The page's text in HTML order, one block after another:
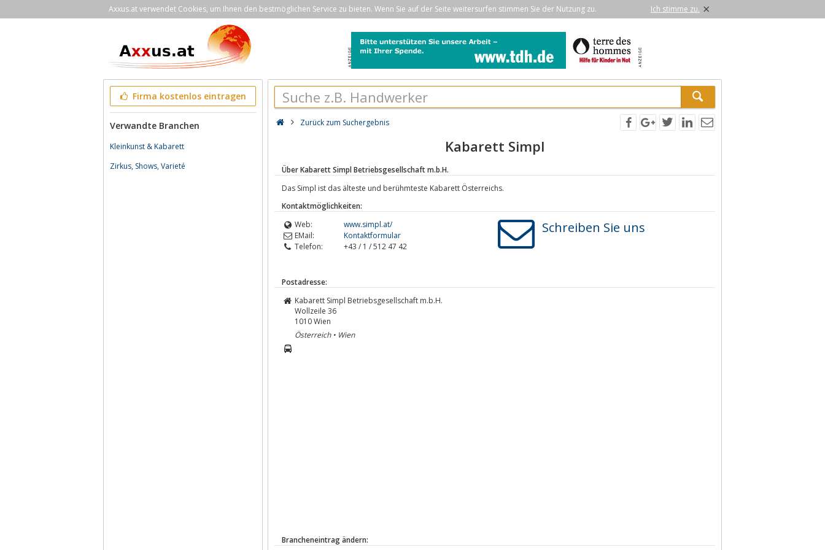
Axxus.at verwendet Cookies, um Ihnen den bestmöglichen Service zu bieten. Wenn Sie auf der Seite weitersurfen stimmen Sie der Nutzung zu. Ich stimme zu. ×
Firma kostenlos eintragen
Verwandte Branchen
Kleinkunst & Kabarett
Zirkus, Shows, Varieté
Zurück zum Suchergebnis
Kabarett Simpl
Über Kabarett Simpl Betriebsgesellschaft m.b.H.
Das Simpl ist das älteste und berühmteste Kabarett Österreichs.
Kontaktmöglichkeiten:
Web:
www.simpl.at/
EMail:
Kontaktformular
Telefon:
+43 / 1 / 512 47 42
Schreiben Sie uns
Postadresse:
Kabarett Simpl Betriebsgesellschaft m.b.H.
Wollzeile 36
1010Wien
Österreich • Wien
Brancheneintrag ändern: